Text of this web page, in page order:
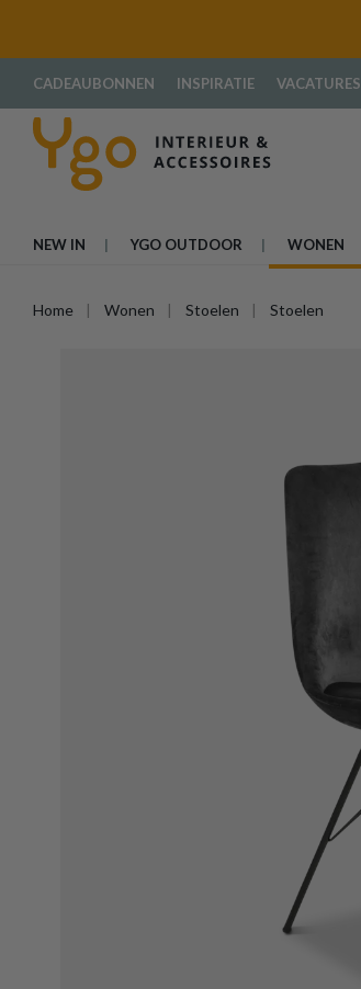
CADEAUBONNEN INSPIRATIE VACATURES
NEW IN YGO OUTDOOR WONEN
Home Wonen Stoelen Stoelen